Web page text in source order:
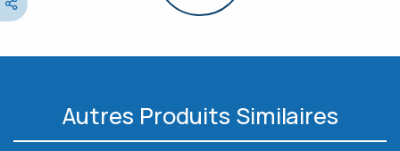
Autres Produits Similaires